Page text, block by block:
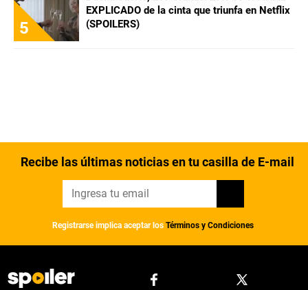
5
EXPLICADO de la cinta que triunfa en Netflix
(SPOILERS)
Recibe las últimas noticias en tu casilla de E-mail
Registrarse implica aceptar los Términos y Condiciones